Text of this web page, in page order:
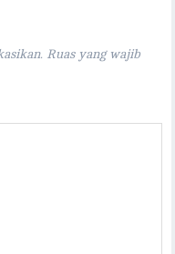
Ruas yang wajib